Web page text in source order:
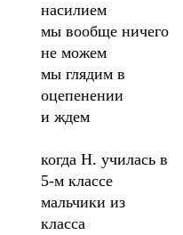
насилием
мы вообще ничего
не можем
мы глядим в
оцепенении
и ждем
когда Н. училась в
5-м классе
мальчики из
класса